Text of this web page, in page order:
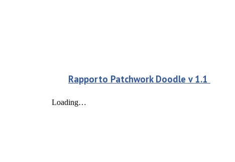
Rapporto Patchwork Doodle v 1.1